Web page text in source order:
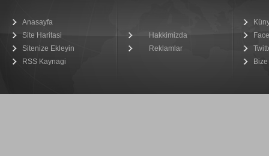
Anasayfa
Site Haritasi
Sitenize Ekleyin
RSS Kaynagi
Hakkimizda
Reklamlar